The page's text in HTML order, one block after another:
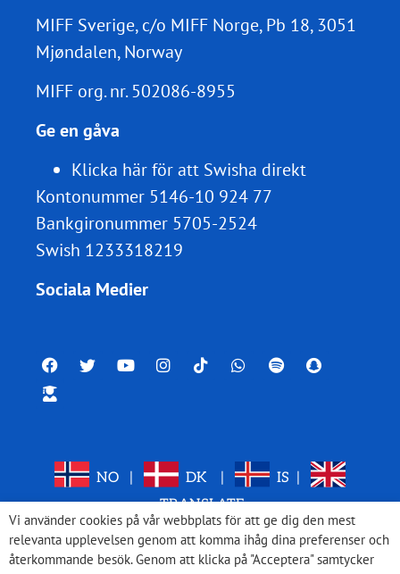
MIFF Sverige, c/o MIFF Norge, Pb 18, 3051
Mjøndalen, Norway
MIFF org. nr.502086-8955
Ge en gåva
Klicka här för att Swisha direkt
Kontonummer 5146-10 924 77
Bankgironummer 5705-2524
Swish 1233318219
Sociala Medier
NO DK IS
TRANSLATE
Vi använder cookies på vår webbplats för att ge dig den mest
relevanta upplevelsen genom att komma ihåg dina preferenser och
återkommande besök. Genom att klicka på "Acceptera" samtycker